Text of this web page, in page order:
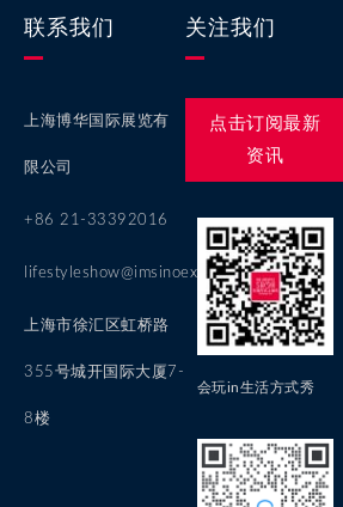
联系我们
上海博华国际展览有
限公司
+86 21-33392016
lifestyleshow@imsinoexpo.com
上海市徐汇区虹桥路
355号城开国际大厦7-
8楼
关注我们
点击订阅最新
资讯
会玩in生活方式秀